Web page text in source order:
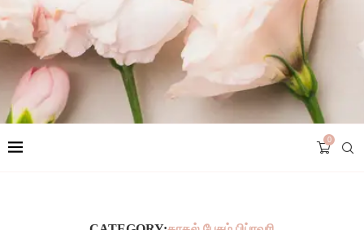
0